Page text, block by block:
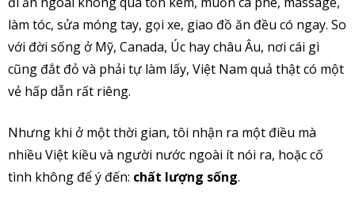
làm tóc, sửa móng tay, gọi xe, giao đồ ăn đều có ngay. So
với đời sống ở Mỹ, Canada, Úc hay châu Âu, nơi cái gì
cũng đắt đỏ và phải tự làm lấy, Việt Nam quả thật có một
vẻ hấp dẫn rất riêng.
Nhưng khi ở một thời gian, tôi nhận ra một điều mà
nhiều Việt kiều và người nước ngoài ít nói ra, hoặc cố
tình không để ý đến: chất lượng sống.